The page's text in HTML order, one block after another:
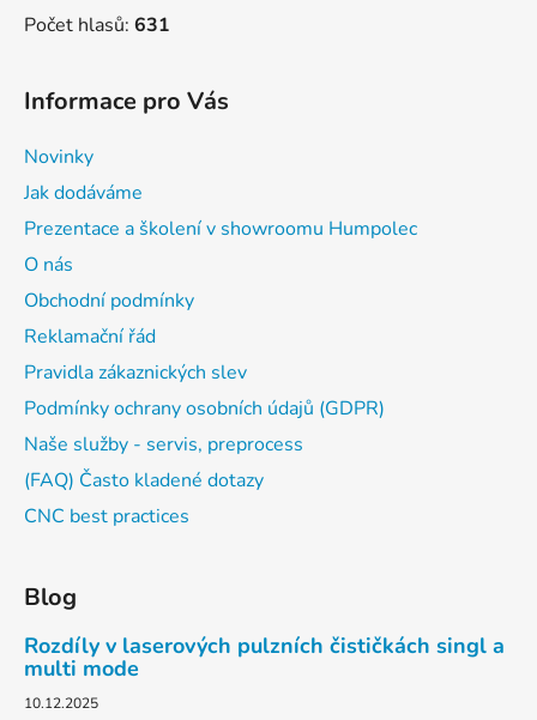
Počet hlasů: 631
Informace pro Vás
Novinky
Jak dodáváme
Prezentace a školení v showroomu Humpolec
O nás
Obchodní podmínky
Reklamační řád
Pravidla zákaznických slev
Podmínky ochrany osobních údajů (GDPR)
Naše služby - servis, preprocess
(FAQ) Často kladené dotazy
CNC best practices
Blog
Rozdíly v laserových pulzních čističkách singl a
multi mode
10.12.2025